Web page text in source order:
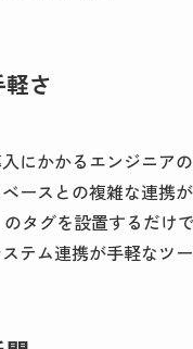
さ
にかかるエンジニア
ースとの複雑な連携
のタグを設置するだけ
テム連携が手軽なツ